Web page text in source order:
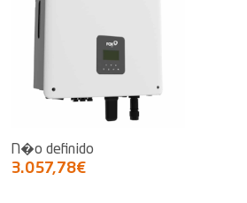
N�o definido
3.057,78€